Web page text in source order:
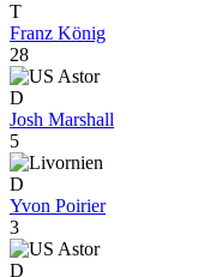
T
Franz König
28
D
Josh Marshall
5
D
Yvon Poirier
3
D